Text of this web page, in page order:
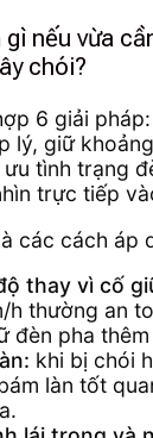
gì nếu vừa
chói?
6 giải
lý, giữ
tình trạng
trực tiếp
các cách áp
thay vì cố
h thường an
đèn pha
khi bị chói
làn tốt